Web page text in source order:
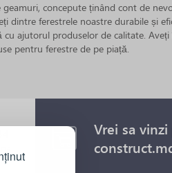
concepute ținând cont de
dintre ferestrele noastre durabile și
ajutorul produselor de calitate. Aveți
pentru ferestre de pe piață.
Vrei sa vinzi